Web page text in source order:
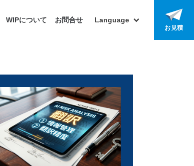
WIPについて お問合せ Language
お見積